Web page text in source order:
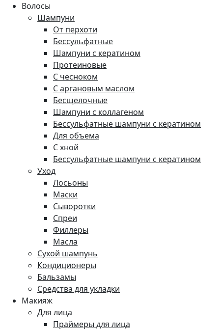
Волосы
Шампуни
От перхоти
Бессульфатные
Шампуни с кератином
Протеиновые
С чесноком
С аргановым маслом
Бесщелочные
Шампуни с коллагеном
Бессульфатные шампуни с кератином
Для объема
С хной
Бессульфатные шампуни с кератином
Уход
Лосьоны
Маски
Сыворотки
Спреи
Филлеры
Масла
Сухой шампунь
Кондиционеры
Бальзамы
Средства для укладки
Макияж
Для лица
Праймеры для лица